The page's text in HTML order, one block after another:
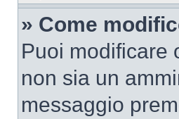
» Come
Puoi modificare
non sia un
messaggio